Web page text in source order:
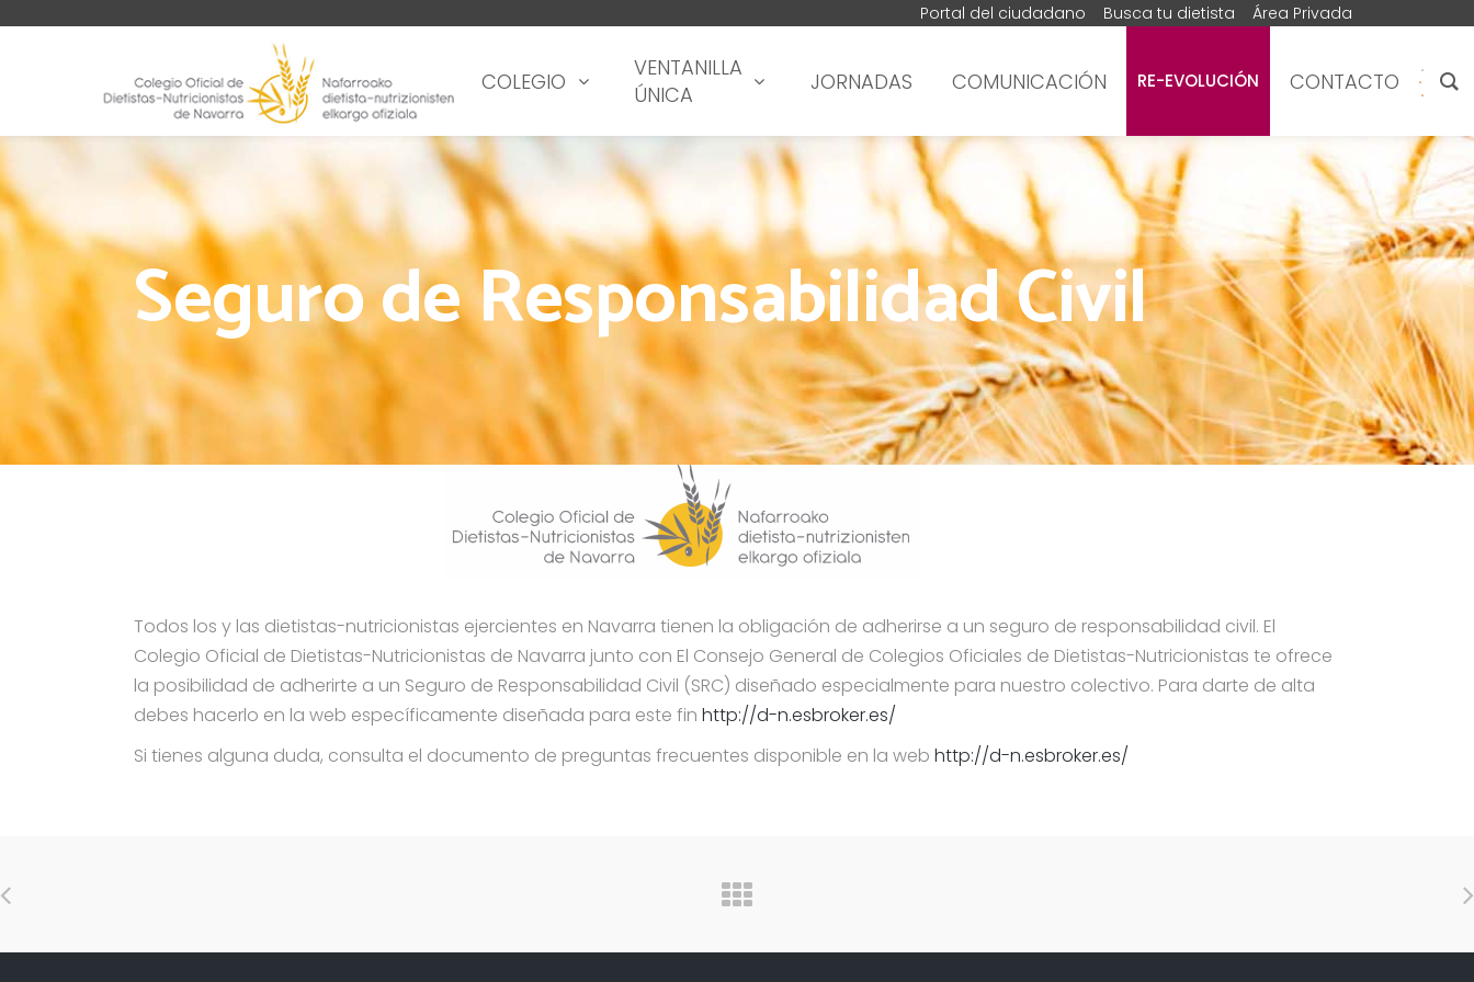
Portal del ciudadano Busca tu dietista Área Privada
COLEGIO
VENTANILLA
ÚNICA
JORNADAS COMUNICACIÓN RE-EVOLUCIÓN CONTACTO
Seguro de Responsabilidad Civil
Todos los y las dietistas-nutricionistas ejercientes en Navarra tienen la obligación de adherirse a un seguro de responsabilidad civil. El
Colegio Oficial de Dietistas-Nutricionistas de Navarra junto con El Consejo General de Colegios Oficiales de Dietistas-Nutricionistas te ofrece
la posibilidad de adherirte a un Seguro de Responsabilidad Civil (SRC) diseñado especialmente para nuestro colectivo. Para darte de alta
debes hacerlo en la web específicamente diseñada para este fin http://d-n.esbroker.es/
Si tienes alguna duda, consulta el documento de preguntas frecuentes disponible en la web http://d-n.esbroker.es/